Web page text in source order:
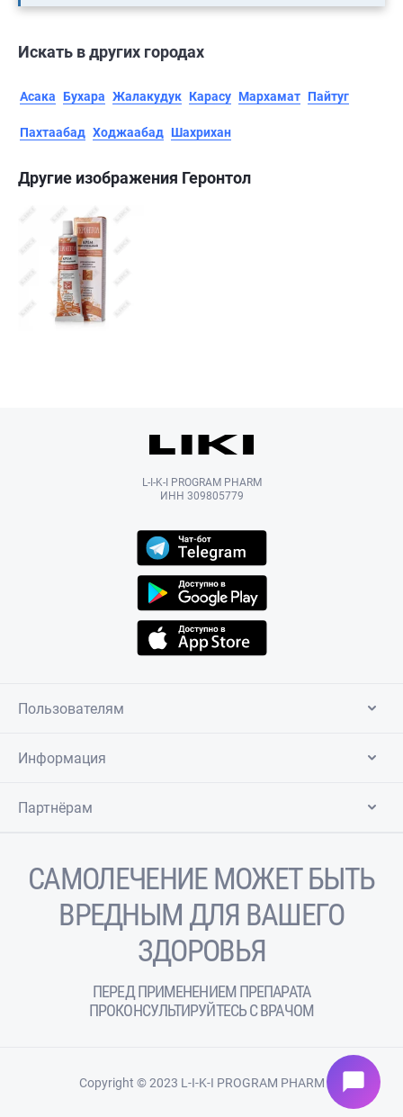
Искать в других городах
Асака Бухара Жалакудук Карасу Мархамат Пайтуг
Пахтаабад Ходжаабад Шахрихан
Другие изображения Геронтол
L-I-K-I PROGRAM PHARM
ИНН 309805779
Пользователям
Информация
Партнёрам
САМОЛЕЧЕНИЕ МОЖЕТ БЫТЬ
ВРЕДНЫМ ДЛЯ ВАШЕГО
ЗДОРОВЬЯ
ПЕРЕД ПРИМЕНЕНИЕМ ПРЕПАРАТА
ПРОКОНСУЛЬТИРУЙТЕСЬ С ВРАЧОМ
Copyright © 2023 L-I-K-I PROGRAM PHARM chat_bubble